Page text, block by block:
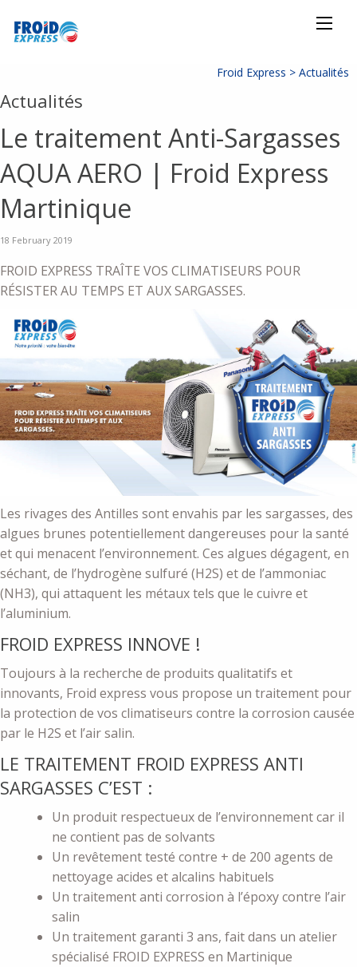
Froid Express > Actualités
Actualités
Le traitement Anti-Sargasses
AQUA AERO | Froid Express
Martinique
18 February 2019
FROID EXPRESS TRAÎTE VOS CLIMATISEURS POUR
RÉSISTER AU TEMPS ET AUX SARGASSES.
Les rivages des Antilles sont envahis par les sargasses, des
algues brunes potentiellement dangereuses pour la santé
et qui menacent l’environnement. Ces algues dégagent, en
séchant, de l’hydrogène sulfuré (H2S) et de l’ammoniac
(NH3), qui attaquent les métaux tels que le cuivre et
l’aluminium.
FROID EXPRESS INNOVE !
Toujours à la recherche de produits qualitatifs et
innovants, Froid express vous propose un traitement pour
la protection de vos climatiseurs contre la corrosion causée
par le H2S et l’air salin.
LE TRAITEMENT FROID EXPRESS ANTI
SARGASSES C’EST :
Un produit respectueux de l’environnement car il
ne contient pas de solvants
Un revêtement testé contre + de 200 agents de
nettoyage acides et alcalins habituels
Un traitement anti corrosion à l’époxy contre l’air
salin
Un traitement garanti 3 ans, fait dans un atelier
spécialisé FROID EXPRESS en Martinique